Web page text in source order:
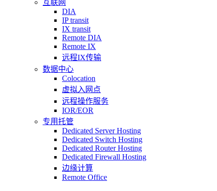
互联网
DIA
IP transit
IX transit
Remote DIA
Remote IX
远程IX传输
数据中心
Colocation
虚拟入网点
远程操作服务
IOR/EOR
专用托管
Dedicated Server Hosting
Dedicated Switch Hosting
Dedicated Router Hosting
Dedicated Firewall Hosting
边缘计算
Remote Office